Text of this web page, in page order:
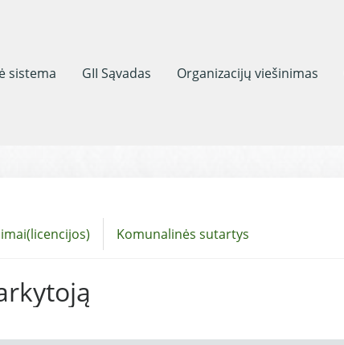
sistema GII Sąvadas Organizacijų viešinimas
Komunalinės sutartys